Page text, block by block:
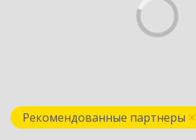
Рекомендованные партнеры